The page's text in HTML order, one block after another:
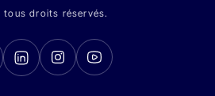
tous droits réservés.